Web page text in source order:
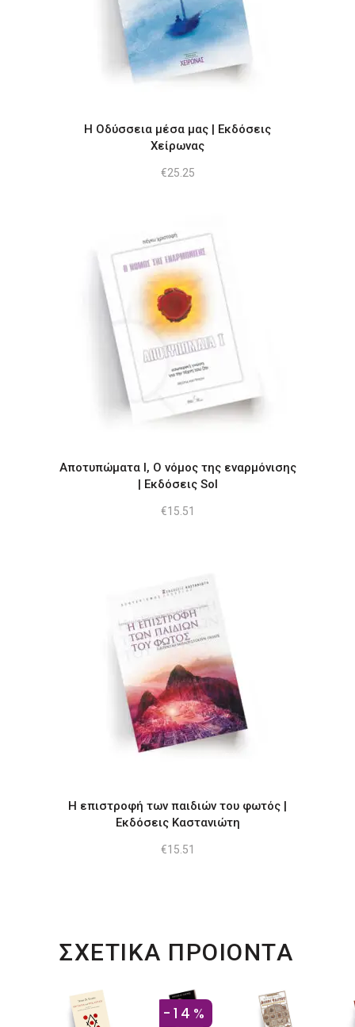
Η Οδύσσεια μέσα μας | Εκδόσεις
Χείρωνας
€25.25
Αποτυπώματα Ι, Ο νόμος της εναρμόνισης
| Εκδόσεις Sol
€15.51
Η επιστροφή των παιδιών του φωτός |
Εκδόσεις Καστανιώτη
€15.51
ΣΧΕΤΙΚΑ ΠΡΟΙΟΝΤΑ
-14%